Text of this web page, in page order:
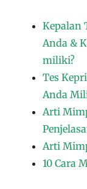
Kepalan
Anda &
miliki?
Tes
Anda
Arti
Arti
10 Cara